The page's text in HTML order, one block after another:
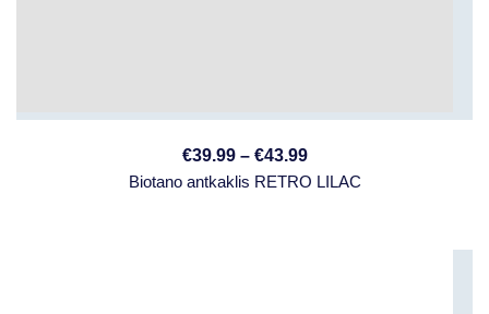
€39.99 – €43.99
Biotano antkaklis RETRO LILAC